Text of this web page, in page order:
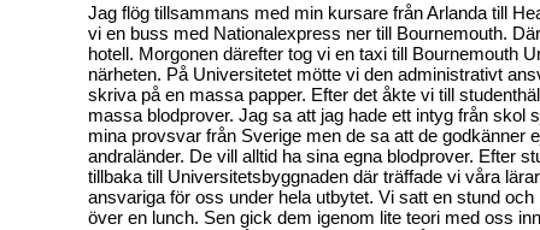
Jag flög tillsammans med min kursare från Arlanda till
vi en buss med Nationalexpress ner till Bournemouth.
hotell. Morgonen därefter tog vi en taxi till Bournemouth
närheten. På Universitetet mötte vi den administrativt
skriva på en massa papper. Efter det åkte vi till
massa blodprover. Jag sa att jag hade ett intyg från skol
mina provsvar från Sverige men de sa att de godkänner
andraländer. De vill alltid ha sina egna blodprover. Efter
tillbaka till Universitetsbyggnaden där träffade vi våra
ansvariga för oss under hela utbytet. Vi satt en stund
över en lunch. Sen gick dem igenom lite teori med oss